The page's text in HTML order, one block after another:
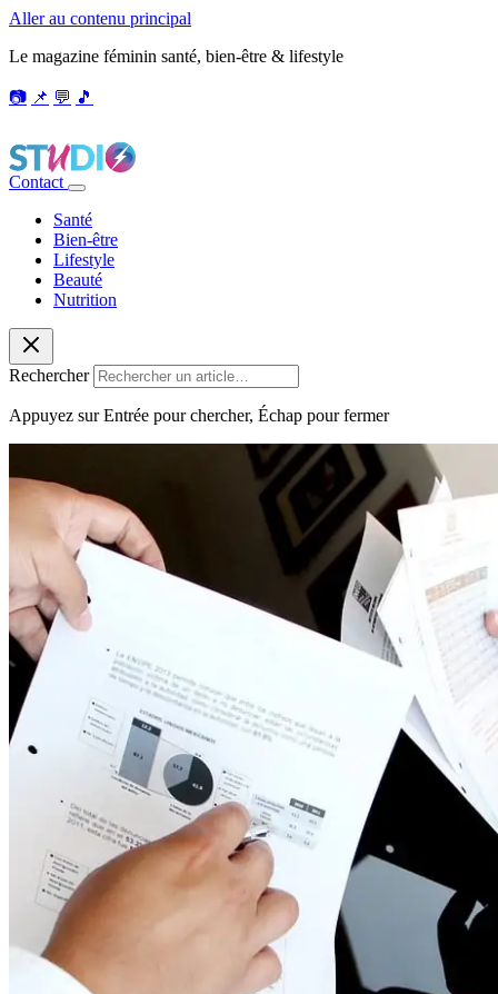
Aller au contenu principal
Le magazine féminin santé, bien-être & lifestyle
📷 📌 💬 🎵
Contact
Santé
Bien-être
Lifestyle
Beauté
Nutrition
Rechercher
Appuyez sur Entrée pour chercher, Échap pour fermer